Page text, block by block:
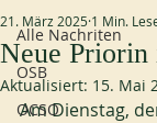
Alle Nachriten
OSB
OCSO
Neue
21. März 2025 1 Min.
Aktualisiert: 15. Mai
Am Dienstag,